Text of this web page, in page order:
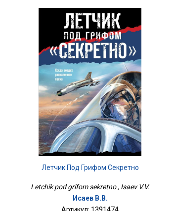
Летчик Под Грифом Секретно
Letchik pod grifom sekretno , Isaev V.V.
Исаев В.В.